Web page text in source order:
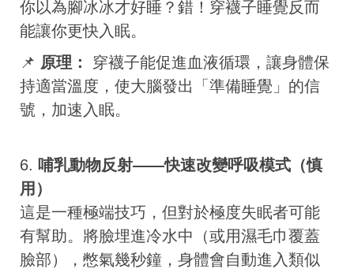
你以為腳冰冰才好睡？錯！穿襪子睡覺反而
能讓你更快入眠。
📌 原理：
穿襪子能促進血液循環，讓身體保
持適當溫度，使大腦發出「準備睡覺」的信
號，加速入眠。
6. 哺乳動物反射——快速改變呼吸模式（慎
用）
這是一種極端技巧，但對於極度失眠者可能
有幫助。將臉埋進冷水中（或用濕毛巾覆蓋
臉部），憋氣幾秒鐘，身體會自動進入類似